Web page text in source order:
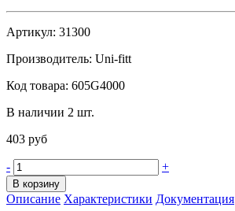
Артикул: 31300
Производитель: Uni-fitt
Код товара: 605G4000
В наличии 2 шт.
403 руб
- +
В корзину
Описание Характеристики Документация